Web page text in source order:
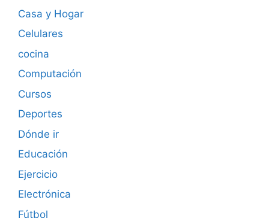
Casa y Hogar
Celulares
cocina
Computación
Cursos
Deportes
Dónde ir
Educación
Ejercicio
Electrónica
Fútbol